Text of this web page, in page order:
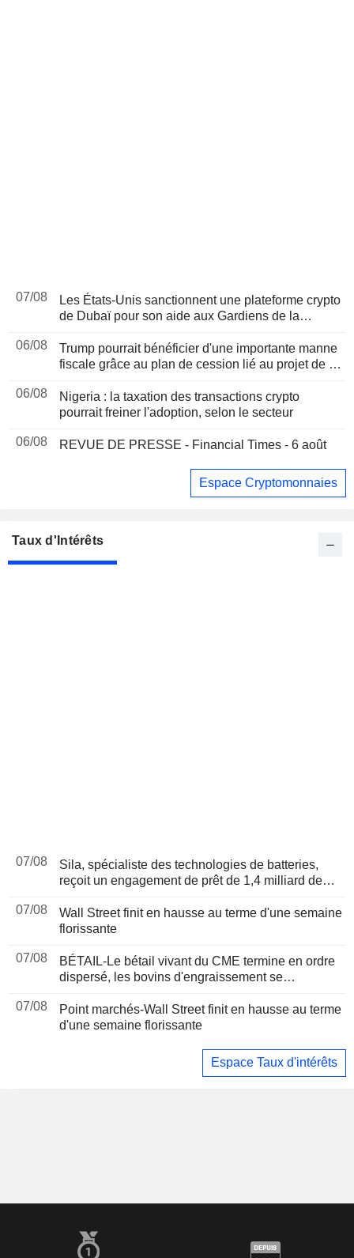
07/08
Les États-Unis sanctionnent une plateforme crypto
de Dubaï pour son aide aux Gardiens de la
06/08
Trump pourrait bénéficier d'une importante manne
fiscale grâce au plan de cession lié au projet de loi
06/08
Nigeria : la taxation des transactions crypto
pourrait freiner l'adoption, selon le secteur
06/08 REVUE DE PRESSE - Financial Times - 6 août
Espace Cryptomonnaies
Taux d'Intérêts
07/08
Sila, spécialiste des technologies de batteries,
reçoit un engagement de prêt de 1,4 milliard de
07/08
Wall Street finit en hausse au terme d'une semaine
florissante
07/08
BÉTAIL-Le bétail vivant du CME termine en ordre
dispersé, les bovins d'engraissement se
07/08
Point marchés-Wall Street finit en hausse au terme
d'une semaine florissante
Espace Taux d'intérêts